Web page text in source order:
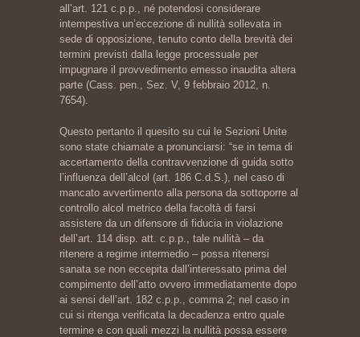
all’art. 121 c.p.p., né potendosi considerare
intempestiva un’eccezione di nullità sollevata in
sede di opposizione, tenuto conto della brevità dei
termini previsti dalla legge processuale per
impugnare il provvedimento emesso inaudita altera
parte (Cass. pen., Sez. V, 9 febbraio 2012, n.
7654).
Questo pertanto il quesito su cui le Sezioni Unite
sono state chiamate a pronunciarsi: “se in tema di
accertamento della contravvenzione di guida sotto
l’influenza dell’alcol (art. 186 C.d.S.), nel caso di
mancato avvertimento alla persona da sottoporre al
controllo alcol metrico della facoltà di farsi
assistere da un difensore di fiducia in violazione
dell’art. 114 disp. att. c.p.p., tale nullità – da
ritenere a regime intermedio – possa ritenersi
sanata se non eccepita dall’interessato prima del
compimento dell’atto ovvero immediatamente dopo
ai sensi dell’art. 182 c.p.p., comma 2; nel caso in
cui si ritenga verificata la decadenza entro quale
termine e con quali mezzi la nullità possa essere